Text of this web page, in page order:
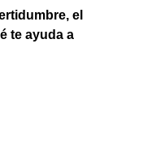
el
te ayuda a